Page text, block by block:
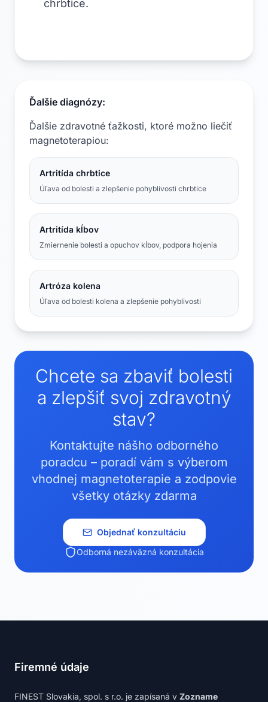
chrbtice.
Ďalšie diagnózy:
Ďalšie zdravotné ťažkosti, ktoré možno liečiť
magnetoterapiou:
Artritída chrbtice
Úľava od bolesti a zlepšenie pohyblivosti chrbtice
Artritída kĺbov
Zmiernenie bolesti a opuchov kĺbov, podpora hojenia
Artróza kolena
Úľava od bolesti kolena a zlepšenie pohyblivosti
Chcete sa zbaviť bolesti
a zlepšiť svoj zdravotný
stav?
Kontaktujte nášho odborného
poradcu – poradí vám s výberom
vhodnej magnetoterapie a zodpovie
všetky otázky zdarma
Objednať konzultáciu
Odborná nezáväzná konzultácia
Firemné údaje
FINEST Slovakia, spol. s r.o. je zapísaná v Zozname